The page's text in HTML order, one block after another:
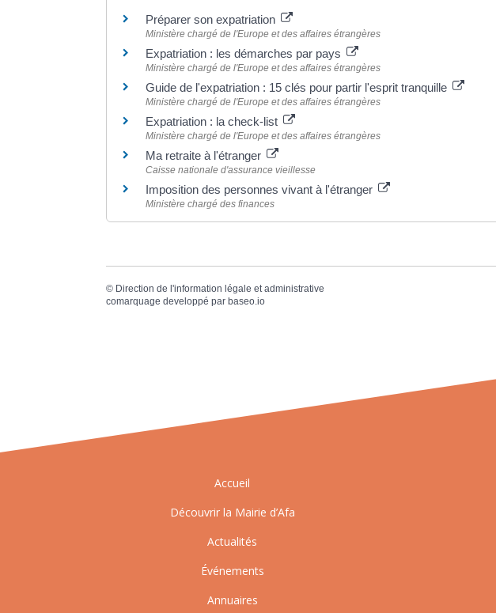
Préparer son expatriation
Ministère chargé de l'Europe et des affaires étrangères
Expatriation : les démarches par pays
Ministère chargé de l'Europe et des affaires étrangères
Guide de l'expatriation : 15 clés pour partir l'esprit tranquille
Ministère chargé de l'Europe et des affaires étrangères
Expatriation : la check-list
Ministère chargé de l'Europe et des affaires étrangères
Ma retraite à l'étranger
Caisse nationale d'assurance vieillesse
Imposition des personnes vivant à l'étranger
Ministère chargé des finances
© Direction de l'information légale et administrative
comarquage developpé par baseo.io
Accueil
Découvrir la Mairie d’Afa
Actualités
Événements
Annuaires